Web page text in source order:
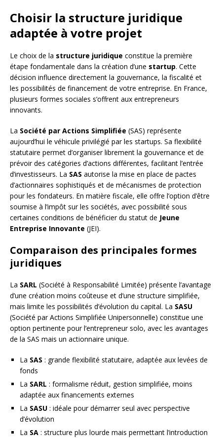
Choisir la structure juridique
adaptée à votre projet
Le choix de la structure juridique constitue la première
étape fondamentale dans la création d’une startup. Cette
décision influence directement la gouvernance, la fiscalité et
les possibilités de financement de votre entreprise. En France,
plusieurs formes sociales s’offrent aux entrepreneurs
innovants.
La Société par Actions Simplifiée (SAS) représente
aujourd’hui le véhicule privilégié par les startups. Sa flexibilité
statutaire permet d’organiser librement la gouvernance et de
prévoir des catégories d’actions différentes, facilitant l’entrée
d’investisseurs. La SAS autorise la mise en place de pactes
d’actionnaires sophistiqués et de mécanismes de protection
pour les fondateurs. En matière fiscale, elle offre l’option d’être
soumise à l’impôt sur les sociétés, avec possibilité sous
certaines conditions de bénéficier du statut de Jeune
Entreprise Innovante (JEI).
Comparaison des principales formes
juridiques
La SARL (Société à Responsabilité Limitée) présente l’avantage
d’une création moins coûteuse et d’une structure simplifiée,
mais limite les possibilités d’évolution du capital. La SASU
(Société par Actions Simplifiée Unipersonnelle) constitue une
option pertinente pour l’entrepreneur solo, avec les avantages
de la SAS mais un actionnaire unique.
La SAS : grande flexibilité statutaire, adaptée aux levées de
fonds
La SARL : formalisme réduit, gestion simplifiée, moins
adaptée aux financements externes
La SASU : idéale pour démarrer seul avec perspective
d’évolution
La SA : structure plus lourde mais permettant l’introduction